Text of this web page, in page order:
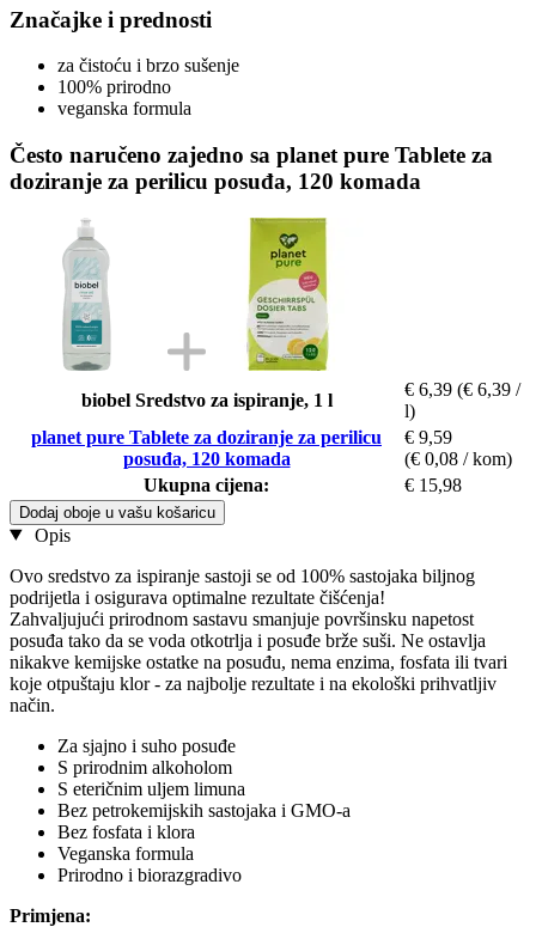
Značajke i prednosti
za čistoću i brzo sušenje
100% prirodno
veganska formula
Često naručeno zajedno sa planet pure Tablete za
doziranje za perilicu posuđa, 120 komada
biobel Sredstvo za ispiranje, 1 l
€ 6,39 (€ 6,39 /
l)
planet pure Tablete za doziranje za perilicu
posuđa, 120 komada
€ 9,59
(€ 0,08 / kom)
Ukupna cijena:
€ 15,98
Dodaj oboje u vašu košaricu
Opis
Ovo sredstvo za ispiranje sastoji se od 100% sastojaka biljnog
podrijetla i osigurava optimalne rezultate čišćenja!
Zahvaljujući prirodnom sastavu smanjuje površinsku napetost
posuđa tako da se voda otkotrlja i posuđe brže suši. Ne ostavlja
nikakve kemijske ostatke na posuđu, nema enzima, fosfata ili tvari
koje otpuštaju klor - za najbolje rezultate i na ekološki prihvatljiv
način.
Za sjajno i suho posuđe
S prirodnim alkoholom
S eteričnim uljem limuna
Bez petrokemijskih sastojaka i GMO-a
Bez fosfata i klora
Veganska formula
Prirodno i biorazgradivo
Primjena: